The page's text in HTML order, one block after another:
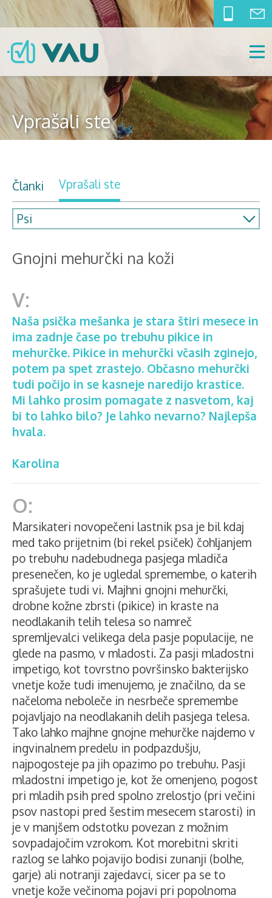
Vprašali ste
Članki Vprašali ste
Gnojni mehurčki na koži
Naša psička mešanka je stara štiri mesece in
ima zadnje čase po trebuhu pikice in
mehurčke. Pikice in mehurčki včasih zginejo,
potem pa spet zrastejo. Občasno mehurčki
tudi počijo in se kasneje naredijo krastice.
Mi lahko prosim pomagate z nasvetom, kaj
bi to lahko bilo? Je lahko nevarno? Najlepša
hvala.
Karolina
Marsikateri novopečeni lastnik psa je bil kdaj
med tako prijetnim (bi rekel psiček) čohljanjem
po trebuhu nadebudnega pasjega mladiča
presenečen, ko je ugledal spremembe, o katerih
sprašujete tudi vi. Majhni gnojni mehurčki,
drobne kožne zbrsti (pikice) in kraste na
neodlakanih telih telesa so namreč
spremljevalci velikega dela pasje populacije, ne
glede na pasmo, v mladosti. Za pasji mladostni
impetigo, kot tovrstno površinsko bakterijsko
vnetje kože tudi imenujemo, je značilno, da se
načeloma neboleče in nesrbeče spremembe
pojavljajo na neodlakanih delih pasjega telesa.
Tako lahko majhne gnojne mehurčke najdemo v
ingvinalnem predelu in podpazdušju,
najpogosteje pa jih opazimo po trebuhu. Pasji
mladostni impetigo je, kot že omenjeno, pogost
pri mladih psih pred spolno zrelostjo (pri večini
psov nastopi pred šestim mesecem starosti) in
je v manjšem odstotku povezan z možnim
sovpadajočim vzrokom. Kot morebitni skriti
razlog se lahko pojavijo bodisi zunanji (bolhe,
garje) ali notranji zajedavci, sicer pa se to
vnetje kože večinoma pojavi pri popolnoma